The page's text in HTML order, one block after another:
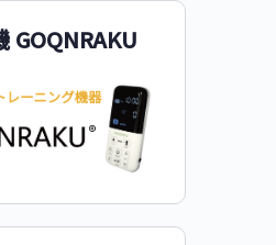
ナ対策で住民アンケ
対策などに関する都民アン
た。新型コロナウイルスの感
類」に移行する５月８日以降
か」の問いに、７割超が
GOQNRAKU